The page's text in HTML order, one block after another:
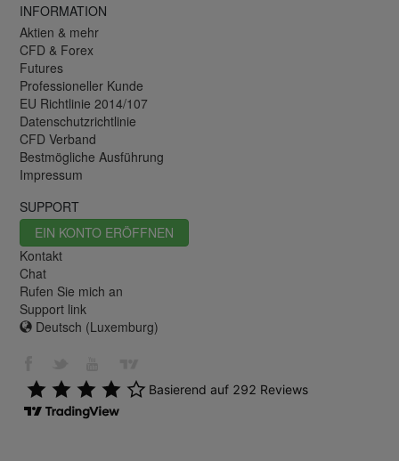
INFORMATION
Aktien & mehr
CFD & Forex
Futures
Professioneller Kunde
EU Richtlinie 2014/107
Datenschutzrichtlinie
CFD Verband
Bestmögliche Ausführung
Impressum
SUPPORT
EIN KONTO ERÖFFNEN
Kontakt
Chat
Rufen Sie mich an
Support link
Deutsch (Luxemburg)